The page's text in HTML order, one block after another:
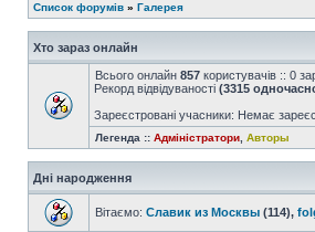
Список форумів » Галерея
Хто зараз онлайн
Всього онлайн 857 користувачів :: 0
Рекорд відвідуваності (3315
Зареєстровані учасники: Немає
Легенда :: Адміністратори Авторы
Дні народження
Вітаємо: Славик из Москвы (114),